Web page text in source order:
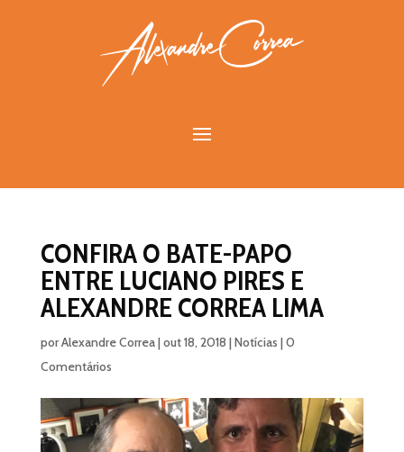
CONFIRA O BATE-PAPO
ENTRE LUCIANO PIRES E
ALEXANDRE CORREA LIMA
porAlexandre Correa|out 18, 2018 |Notícias |0
Comentários